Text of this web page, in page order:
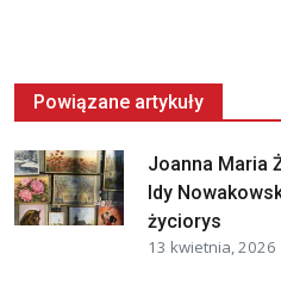
Powiązane artykuły
Joanna Maria
Idy
życiorys
13 kwietnia, 2026